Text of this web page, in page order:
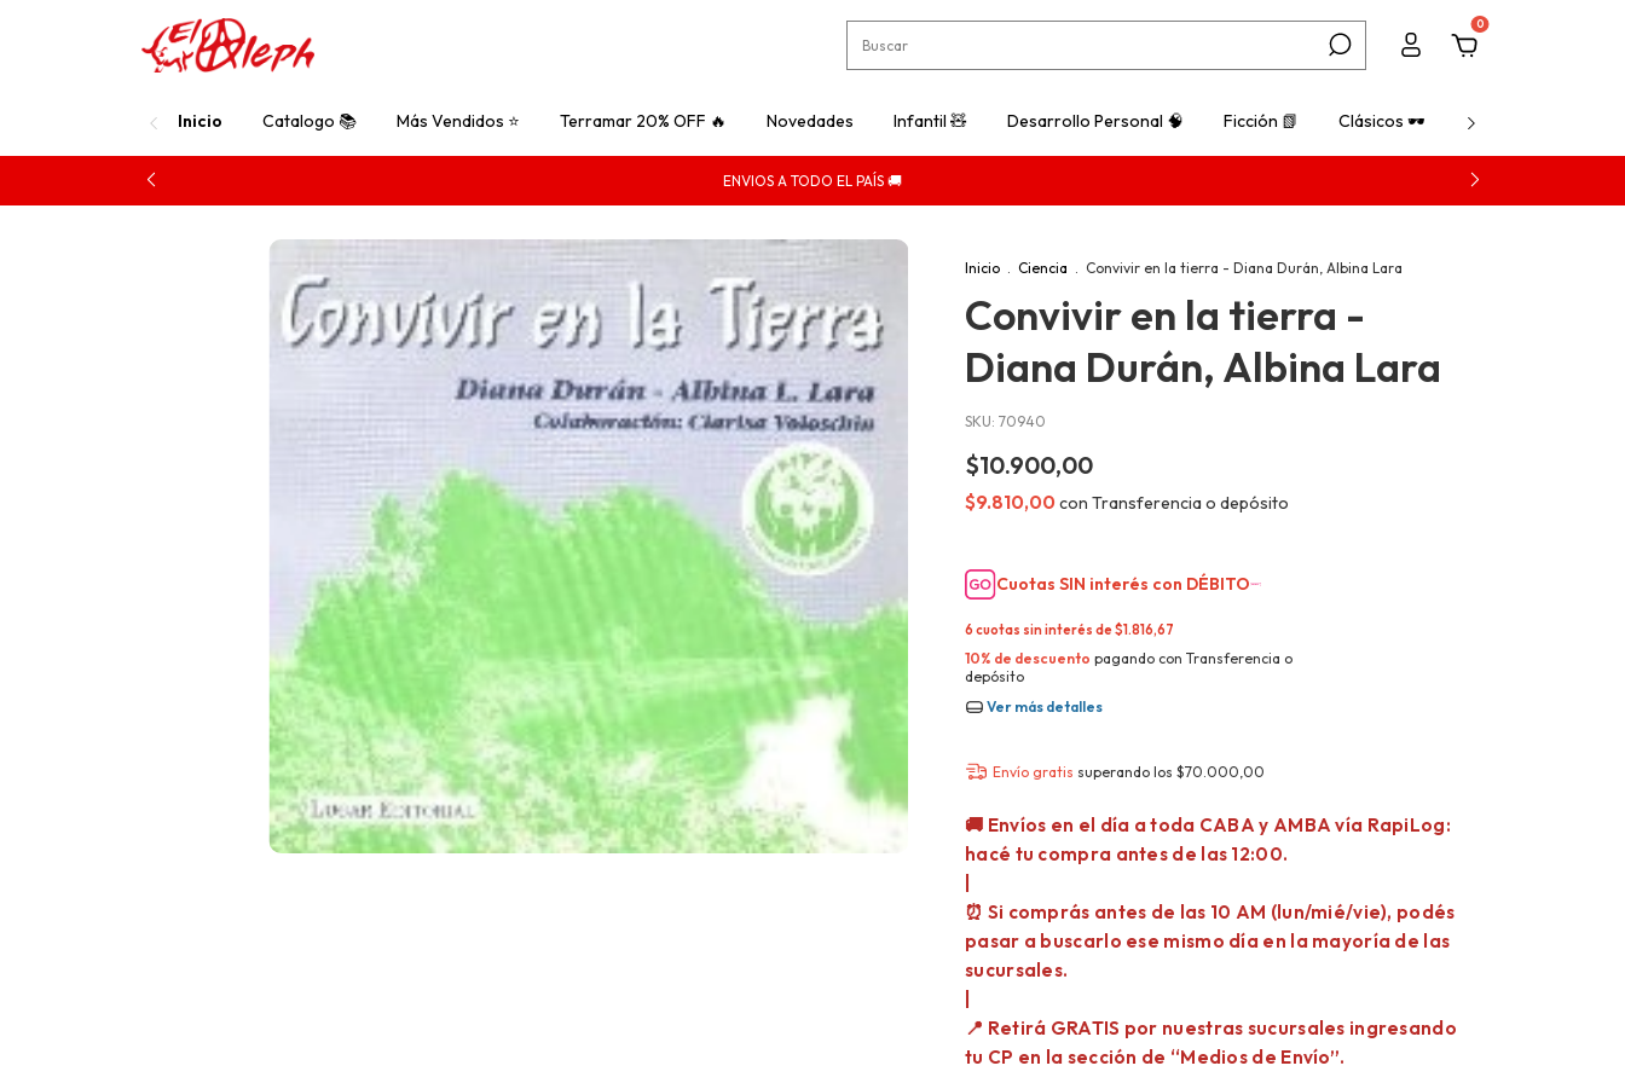
0
Inicio Catalogo 📚 Más Vendidos ⭐ Terramar 20% OFF 🔥 Novedades Infantil 🧸 Desarrollo Personal 🧠 Ficción 📗 Clásicos 🕶️ ¿Cómo comprar? 💡
ENVIOS A TODO EL PAÍS 🚚
Inicio Ciencia Convivir en la tierra - Diana Durán, Albina Lara
Convivir en la tierra -
Diana Durán, Albina Lara
SKU: 70940
$10.900,00
$9.810,00 con Transferencia o depósito
Cuotas SIN interés con DÉBITO
6 cuotas sin interés de$1.816,67
10% de descuento pagando con Transferencia o
depósito
Ver más detalles
Envío gratis superando los $70.000,00